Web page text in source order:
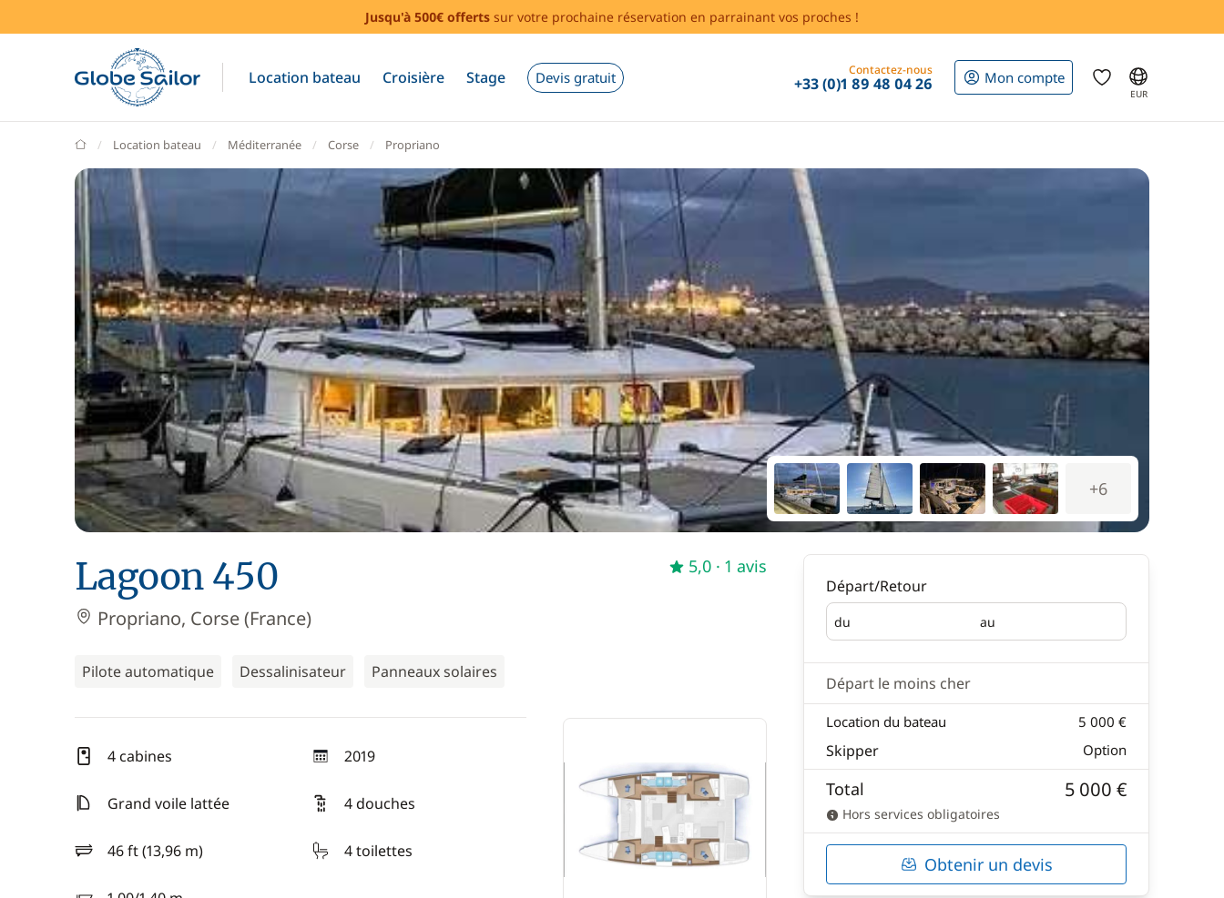
Jusqu'à 500€ offerts sur votre prochaine réservation en parrainant vos proches !
Location bateau Croisière Stage Devis gratuit Contactez-nous
+33 (0)1 89 48 04 26 Mon compte
EUR
GlobeSailor
Location bateau Méditerranée Corse Propriano
+6
Lagoon 450
Propriano, Corse (France)
Pilote automatique Dessalinisateur Panneaux solaires
5,0 · 1 avis
4 cabines 2019
année
Grand voile lattée
4 douches
46 ft (13,96 m)
longueur 4 toilettes
Départ/Retour
du
Départ au
Retour
Départ le moins cher
Location du bateau 5 000 €
Skipper Option
Total 5 000 €
Hors services obligatoires
Obtenir un devis